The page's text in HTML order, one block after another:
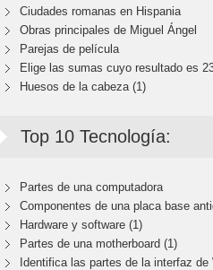
Ciudades romanas en Hispania
Obras principales de Miguel Ángel
Parejas de película
Elige las sumas cuyo resultado es
Huesos de la cabeza (1)
Top 10 Tecnología:
Partes de una computadora
Componentes de una placa base
Hardware y software (1)
Partes de una motherboard (1)
Identifica las partes de la interfaz de